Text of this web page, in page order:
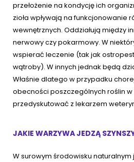
przełożenie na kondycję ich
zioła wpływają na funkcjonowanie
wewnętrznych. Oddziałują między
nerwowy czy pokarmowy. W
wspierać leczenie (tak jak
wątroby). W innych jednak będą
Właśnie dlatego w przypadku
obecności poszczególnych roślin
przedyskutować z lekarzem
JAKIE WARZYWA JEDZĄ
W surowym środowisku naturalnym